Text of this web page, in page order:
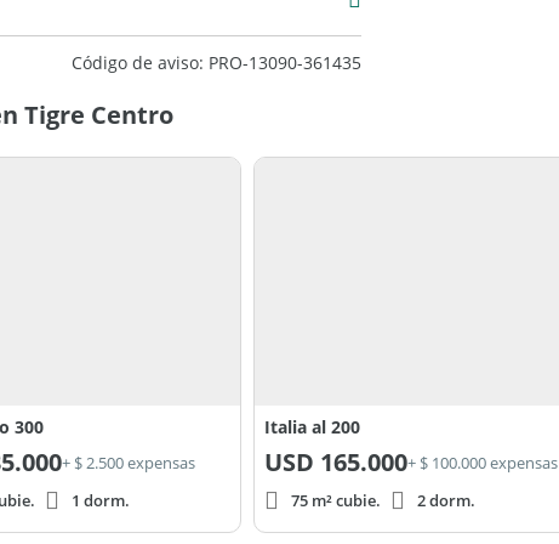
Código de aviso: PRO-13090-361435
Tigre Centro
300
+ $ 2.500 expensas
1 dorm.
Italia al 200
USD 165.000+ $ 100.000 expensas
75 m² cubie.
2 dorm.